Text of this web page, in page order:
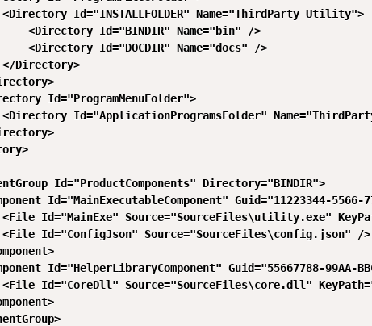
Id="INSTALLFOLDER" Name="ThirdParty Utility">
<Directory Id="BINDIR" Name="bin" />
<Directory Id="DOCDIR" Name="docs" />
Directory>
Id="ProgramMenuFolder">
Id="ApplicationProgramsFolder"
Id="ProductComponents" Directory="BINDIR">
Id="MainExecutableComponent" Guid="11223344-5566-
Id="MainExe" Source="SourceFiles\utility.exe"
Id="ConfigJson" Source="SourceFiles\config.json" />
Id="HelperLibraryComponent" Guid="55667788-99AA-
Id="CoreDll" Source="SourceFiles\core.dll"